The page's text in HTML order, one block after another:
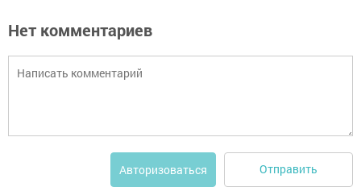
Нет комментариев
Авторизоваться Отправить